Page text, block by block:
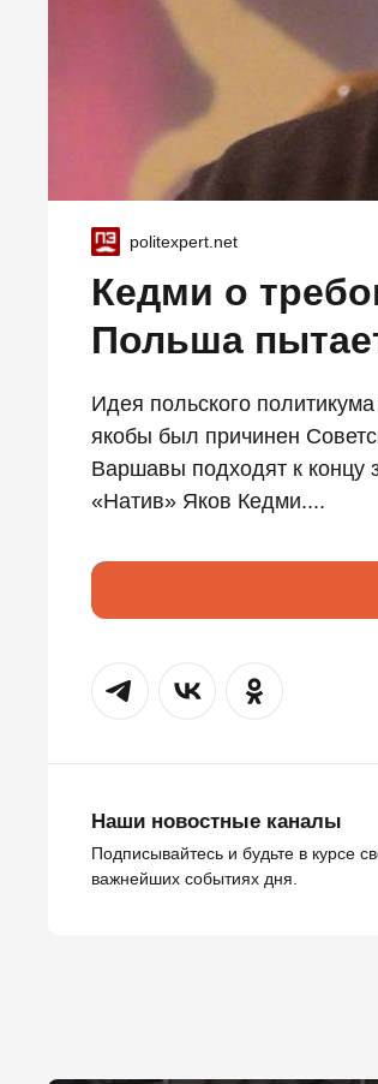
politexpert.net
Кедми о
Польша
Идея польского
якобы был причинен
Варшавы подходят к концу
«Натив» Яков Кедми....
Наши новостные каналы
Подписывайтесь и будьте в курсе
важнейших событиях дня.